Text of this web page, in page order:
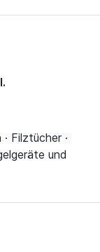
Filztücher ·
und